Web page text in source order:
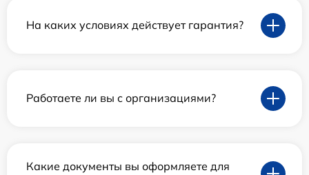
На каких условиях действует гарантия?
Работаете ли вы с организациями?
Какие документы вы оформляете для